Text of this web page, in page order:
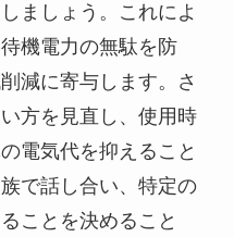
ましょう。これによ
機電力の無駄を防
減に寄与します。さ
方を見直し、使用時
電気代を抑えること
で話し合い、特定の
ことを決めること